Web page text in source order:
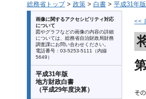
総務省トップ> 政策 > 白書 > 平成31年
画像に関するアクセシビリティ対応
について
図やグラフなどの画像の内容の詳細
については、総務省自治財政局財務
調査課にお問い合わせください。
電話番号：03-5253-5111（内線
5649）
平成31年版
地方財政白書
（平成29年度決算）
<<